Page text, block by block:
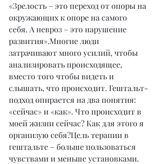
«Зрелость – это переход от опоры на
окружающих к опоре на самого
себя. А невроз – это нарушение
развития».Многие люди
затрачивают много усилий, чтобы
анализировать происходящее,
вместо того чтобы видеть и
слышать, что происходит. Гештальт-
подход опирается на два понятия:
«сейчас» и «как». Что происходит в
моей жизни сейчас? Как для этого я
организую себя?Цель терапии в
гештальте – больше пользоваться
чувствами и меньше установками.